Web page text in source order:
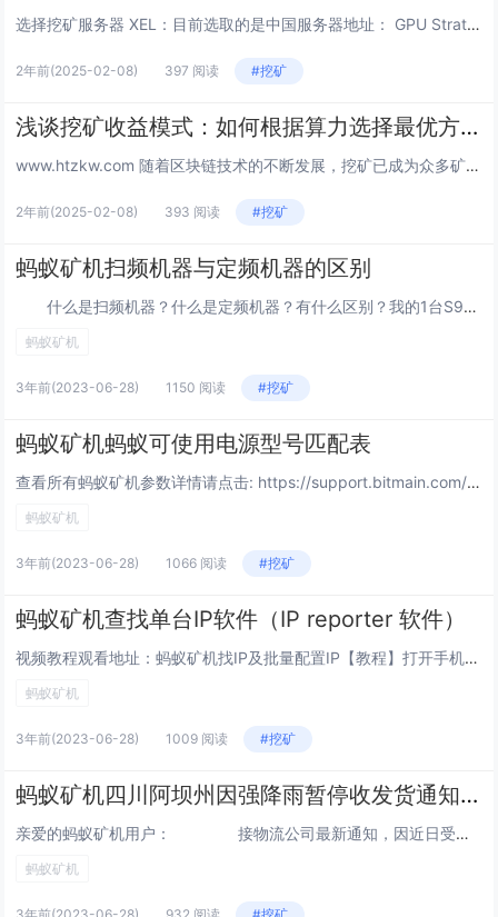
选择挖矿服务器 XEL：目前选取的是中国服务器地址： GPU Stratum 2M...
2年前(2025-02-08) 397 阅读 #挖矿
浅谈挖矿收益模式：如何根据算力选择最优方案？
www.htzkw.com 随着区块链技术的不断发展，挖矿已成为众多矿工获取收益的重要方式。不同矿池提供的...
2年前(2025-02-08) 393 阅读 #挖矿
蚂蚁矿机扫频机器与定频机器的区别
什么是扫频机器？什么是定频机器？有什么区别？我的1台S9矿机总算力正常，但是每块运算板的算力不同，频率也不同，这是正常现象吗？ 1、什么是扫频机器？ &n...
蚂蚁矿机
3年前(2023-06-28) 1150 阅读 #挖矿
蚂蚁矿机蚂蚁可使用电源型号匹配表
查看所有蚂蚁矿机参数详情请点击: https://support.bitmain.com/hc/zh-cn/sections/360002496253 各种蚂蚁矿机可使用的电源型号请查看...
蚂蚁矿机
3年前(2023-06-28) 1066 阅读 #挖矿
蚂蚁矿机查找单台IP软件（IP reporter 软件）
视频教程观看地址：蚂蚁矿机找IP及批量配置IP【教程】打开手机扫码观看~： 功能：查找矿机IP 目的：方便当矿机IP为DHCP模式时，查找对应矿机的IP 软件下载地址：https://service.bitmain.com.cn...
蚂蚁矿机
3年前(2023-06-28) 1009 阅读 #挖矿
蚂蚁矿机四川阿坝州因强降雨暂停收发货通知(2019/8/23)
亲爱的蚂蚁矿机用户： 接物流公司最新通知，因近日受四川强降雨的天气影响，阿坝藏族羌族自治州多处出现泥石流导致道路塌方，快件无法正常...
蚂蚁矿机